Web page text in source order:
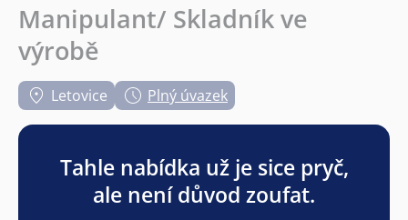
Manipulant/ Skladník ve
výrobě
Letovice Plný úvazek
Tahle nabídka už je sice pryč,
ale není důvod zoufat.